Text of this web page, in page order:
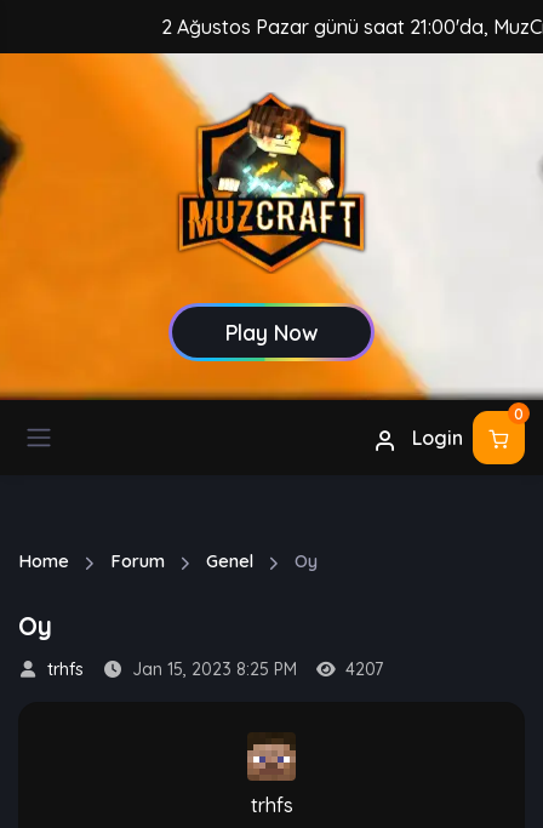
2 Ağustos Pazar günü saat 21:00'da,
Play Now
Login
0
Home Forum Genel Oy
Oy
trhfs Jan 15, 2023 8:25 PM 4207
trhfs